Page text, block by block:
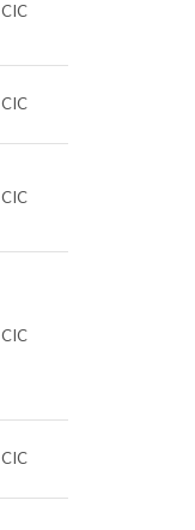
CIC
CIC
CIC
CIC
CIC